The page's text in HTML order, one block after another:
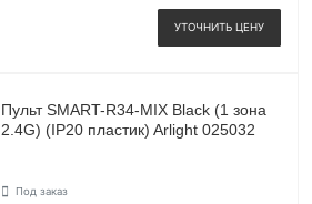
УТОЧНИТЬ ЦЕНУ
Пульт SMART-R34-MIX Black (1 зона
2.4G) (IP20 пластик) Arlight 025032
Под заказ